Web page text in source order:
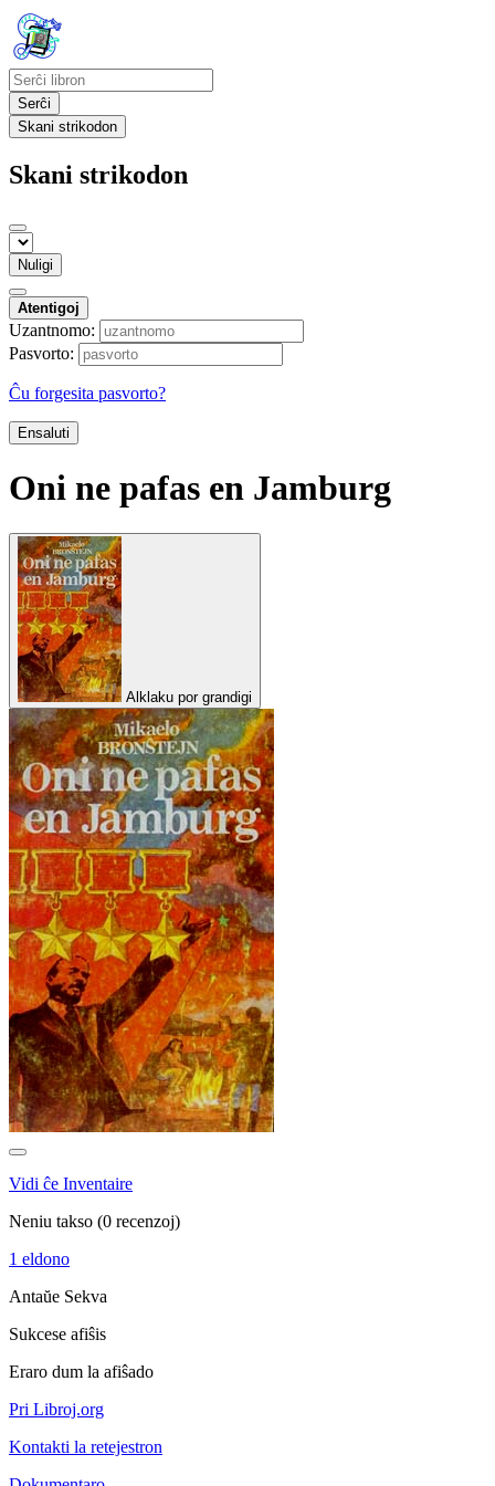
Serĉi
Skani strikodon
Skani strikodon
Nuligi
Atentigoj
Uzantnomo:
Pasvorto:
Ĉu forgesita pasvorto?
Ensaluti
Oni ne pafas en Jamburg
Alklaku por grandigi
Vidi ĉe Inventaire
Neniu takso (0 recenzoj)
1 eldono
Antaŭe Sekva
Sukcese afiŝis
Eraro dum la afiŝado
Pri Libroj.org
Kontakti la retejestron